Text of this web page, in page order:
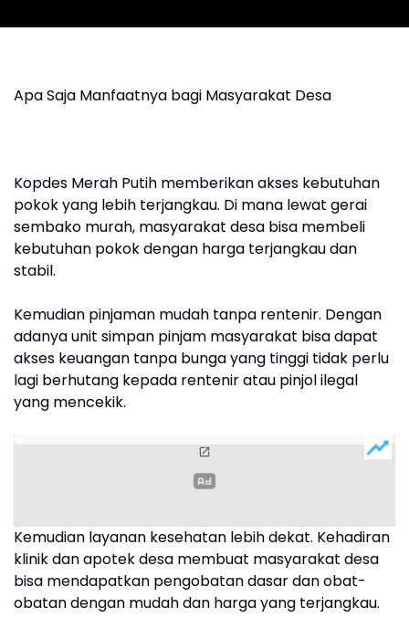
Apa Saja Manfaatnya bagi Masyarakat Desa
Kopdes Merah Putih memberikan akses kebutuhan
pokok yang lebih terjangkau. Di mana lewat gerai
sembako murah, masyarakat desa bisa membeli
kebutuhan pokok dengan harga terjangkau dan
stabil.
Kemudian pinjaman mudah tanpa rentenir. Dengan
adanya unit simpan pinjam masyarakat bisa dapat
akses keuangan tanpa bunga yang tinggi tidak perlu
lagi berhutang kepada rentenir atau pinjol ilegal
yang mencekik.
Kemudian layanan kesehatan lebih dekat. Kehadiran
klinik dan apotek desa membuat masyarakat desa
bisa mendapatkan pengobatan dasar dan obat-
obatan dengan mudah dan harga yang terjangkau.